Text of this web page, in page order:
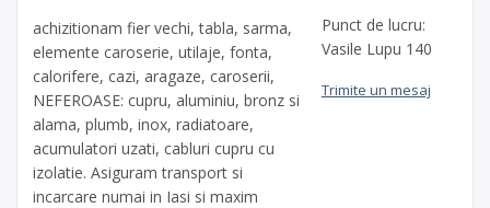
achizitionam fier vechi, tabla, sarma,
elemente caroserie, utilaje, fonta,
calorifere, cazi, aragaze, caroserii,
NEFEROASE: cupru, aluminiu, bronz si
alama, plumb, inox, radiatoare,
acumulatori uzati, cabluri cupru cu
izolatie. Asiguram transport si
incarcare numai in Iasi si maxim
Punct de lucru:
Vasile Lupu 140
Trimite un mesaj